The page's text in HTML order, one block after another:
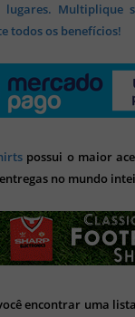
Multiplique
todos os benefícios!
possui o maior
no mundo
encontrar uma